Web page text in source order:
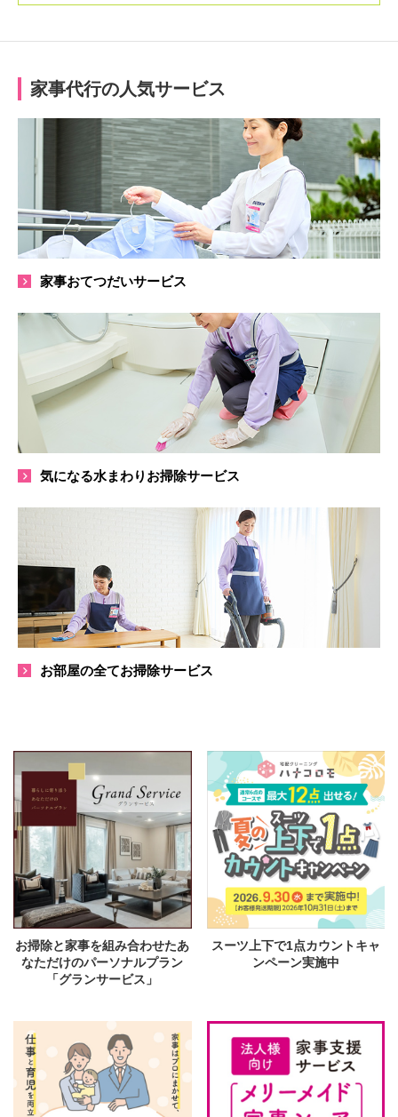
家事代行の人気サービス
家事おてつだいサービス
気になる水まわりお掃除サービス
お部屋の全てお掃除サービス
お掃除と家事を組み合わせたあ
なただけのパーソナルプラン
「グランサービス」
スーツ上下で1点カウントキャ
ンペーン実施中